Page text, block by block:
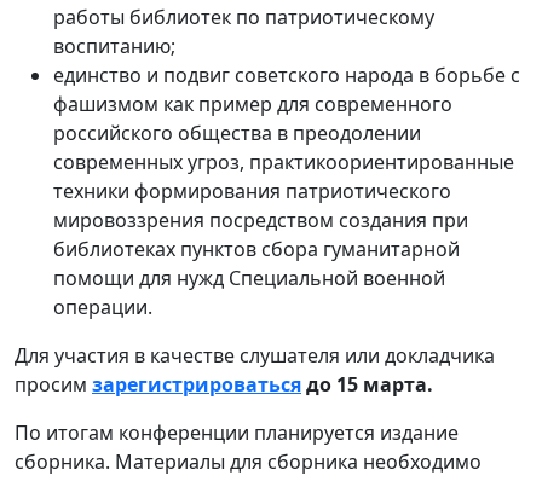
работы библиотек по патриотическому
воспитанию;
единство и подвиг советского народа в борьбе с
фашизмом как пример для современного
российского общества в преодолении
современных угроз, практикоориентированные
техники формирования патриотического
мировоззрения посредством создания при
библиотеках пунктов сбора гуманитарной
помощи для нужд Специальной военной
операции.
Для участия в качестве слушателя или докладчика
просим зарегистрироватьсядо 15 марта.
По итогам конференции планируется издание
сборника. Материалы для сборника необходимо